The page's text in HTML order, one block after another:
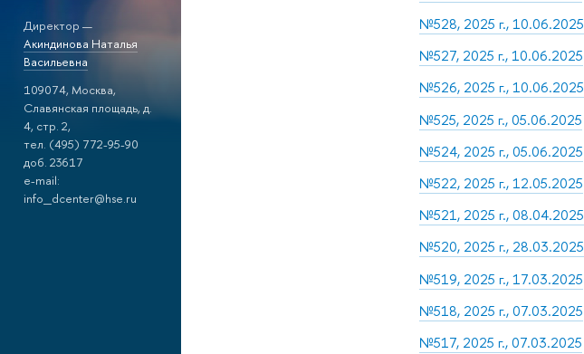
Директор —
Акиндинова Наталья
Васильевна
109074, Москва,
Славянская площадь, д.
4, стр. 2,
тел. (495) 772-95-90
доб. 23617
e-mail:
info_dcenter@hse.ru
№528, 2025 г., 10.06.2025
№527, 2025 г., 10.06.2025
№526, 2025 г., 10.06.2025
№525, 2025 г., 05.06.2025
№524, 2025 г., 05.06.2025
№522, 2025 г., 12.05.2025
№521, 2025 г., 08.04.2025
№520, 2025 г., 28.03.2025
№519, 2025 г., 17.03.2025
№518, 2025 г., 07.03.2025
№517, 2025 г., 07.03.2025